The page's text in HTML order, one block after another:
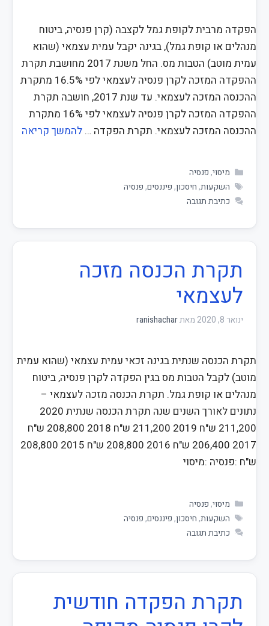
הפקדה מרבית לקופת גמל לקצבה (קרן פנסיה, ביטוח
מנהלים או קופת גמל), בגינה יקבל עמית עצמאי (שהוא
עמית מוטב) הטבות מס. החל משנת 2017 מחושבת תקרת
ההפקדה המזכה לקרן פנסיה לעצמאי לפי 16.5% מתקרת
ההכנסה המזכה לעצמאי. עד שנת 2017, חושבה תקרת
ההפקדה המזכה לקרן פנסיה לעצמאי לפי 16% מתקרת
ההכנסה המזכה לעצמאי. תקרת הפקדה … להמשך קריאה
מיסוי, פנסיה
השקעות, חיסכון, פיננסים, פנסיה
כתיבת תגובה
תקרת הכנסה מזכה
לעצמאי
ינואר 8, 2020 מאתranishachar
תקרת הכנסה שנתית בגינה זכאי עמית עצמאי (שהוא עמית
מוטב) לקבל הטבות מס בגין הפקדה לקרן פנסיה, ביטוח
מנהלים או קופת גמל. תקרת הכנסה מזכה לעצמאי –
נתונים לאורך השנים שנה תקרת הכנסה שנתית 2020
211,200 ש"ח 2019 211,200 ש"ח 2018 208,800 ש"ח
2017 206,400 ש"ח 2016 208,800 ש"ח 2015 208,800
ש"ח :פנסיה :מיסוי
מיסוי, פנסיה
השקעות, חיסכון, פיננסים, פנסיה
כתיבת תגובה
תקרת הפקדה חודשית